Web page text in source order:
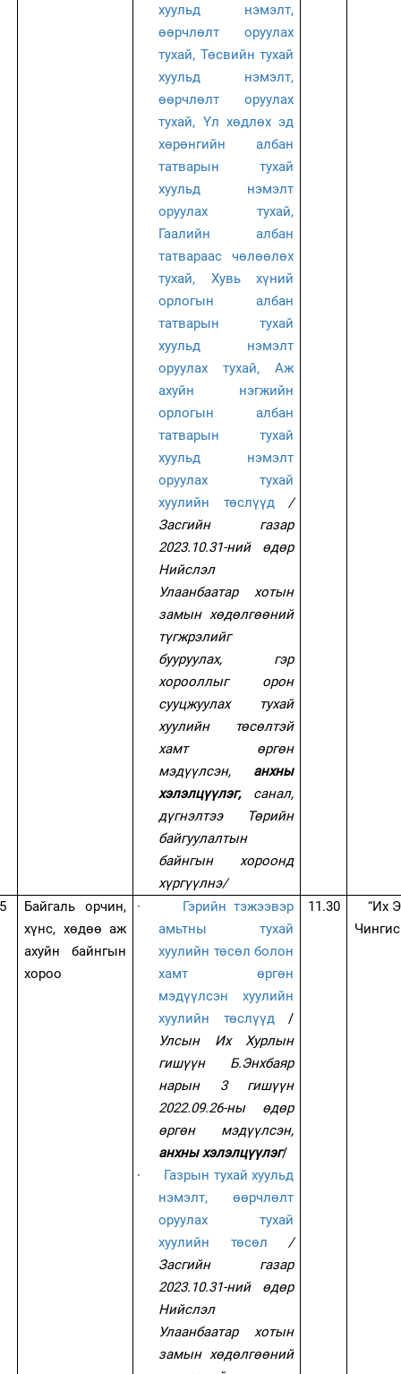
хуульд нэмэлт,
өөрчлөлт оруулах
тухай, Төсвийн тухай
хуульд нэмэлт,
өөрчлөлт оруулах
тухай, Үл хөдлөх эд
хөрөнгийн албан
татварын тухай
хуульд нэмэлт
оруулах тухай,
Гаалийн албан
татвараас чөлөөлөх
тухай, Хувь хүний
орлогын албан
татварын тухай
хуульд нэмэлт
оруулах тухай, Аж
ахуйн нэгжийн
орлогын албан
татварын тухай
хуульд нэмэлт
оруулах тухай
хуулийн төслүүд
/
Засгийн газар
2023.10.31-ний өдөр
Нийслэл
Улаанбаатар хотын
замын хөдөлгөөний
түгжрэлийг
бууруулах, гэр
хорооллыг орон
сууцжуулах тухай
хуулийн төсөлтэй
хамт өргөн
мэдүүлсэн, анхны
хэлэлцүүлэг,санал,
дүгнэлтээ Төрийн
байгуулалтын
байнгын хороонд
хүргүүлнэ/
5
Байгаль орчин,
хүнс, хөдөө аж
ахуйн байнгын
хороо
·
Гэрийн тэжээвэр
амьтны тухай
хуулийн төсөл болон
хамт өргөн
мэдүүлсэн хуулийн
хуулийн төслүүд
/
Улсын Их Хурлын
гишүүн Б.Энхбаяр
нарын 3 гишүүн
2022.09.26-ны өдөр
өргөн мэдүүлсэн,
анхны хэлэлцүүлэг/
·
Газрын тухай хуульд
нэмэлт, өөрчлөлт
оруулах тухай
хуулийн төсөл
/
Засгийн газар
2023.10.31-ний өдөр
Нийслэл
Улаанбаатар хотын
замын хөдөлгөөний
11.30
“Их